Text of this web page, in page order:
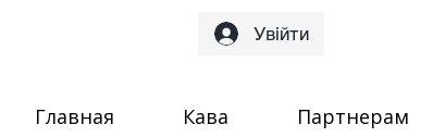
Увійти
Главная Кава Партнерам